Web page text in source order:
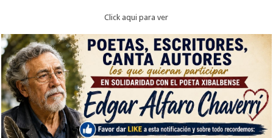
Click aqui para ver